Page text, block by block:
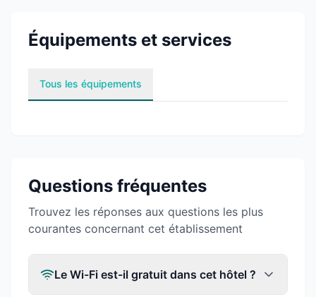
Équipements et services
Tous les équipements
Questions fréquentes
Trouvez les réponses aux questions les plus
courantes concernant cet établissement
Le Wi-Fi est-il gratuit dans cet hôtel ?